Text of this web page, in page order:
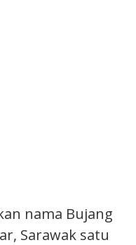
nama Bujang
Sarawak satu